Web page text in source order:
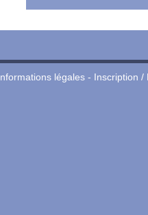
Informations légales- Inscription